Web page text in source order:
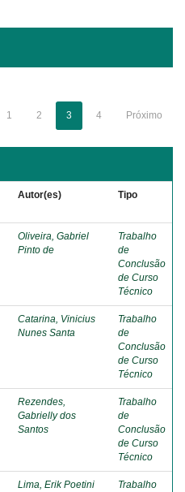
1 2 3 4 Próximo
Autor(es) Tipo
Oliveira, Gabriel
Pinto de
Trabalho
de
Conclusão
de Curso
Técnico
Catarina, Vinicius
Nunes Santa
Trabalho
de
Conclusão
de Curso
Técnico
Rezendes,
Gabrielly dos
Santos
Trabalho
de
Conclusão
de Curso
Técnico
Lima, Erik Poetini
Trabalho